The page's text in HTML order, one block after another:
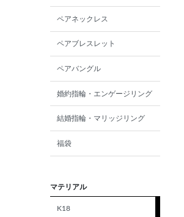
ペアネックレス
ペアブレスレット
ペアバングル
婚約指輪・エンゲージリング
結婚指輪・マリッジリング
福袋
マテリアル
K18